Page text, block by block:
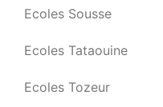
Ecoles Sousse
Ecoles Tataouine
Ecoles Tozeur